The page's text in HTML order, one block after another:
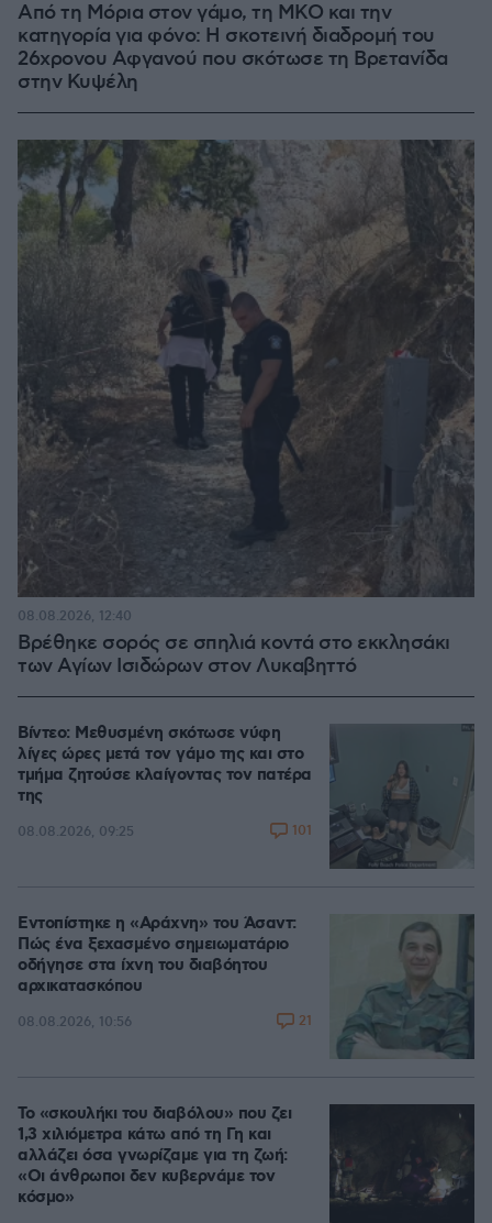
Από τη Μόρια στον γάμο, τη ΜΚΟ και την
κατηγορία για φόνο: Η σκοτεινή διαδρομή του
26χρονου Αφγανού που σκότωσε τη Βρετανίδα
στην Κυψέλη
Βρέθηκε σορός σε σπηλιά κοντά στο εκκλησάκι
των Αγίων Ισιδώρων στον Λυκαβηττό
08.08.2026, 12:40
Βίντεο: Μεθυσμένη σκότωσε νύφη
λίγες ώρες μετά τον γάμο της και στο
τμήμα ζητούσε κλαίγοντας τον πατέρα
της
08.08.2026, 09:25 101
Εντοπίστηκε η «Αράχνη» του Άσαντ:
Πώς ένα ξεχασμένο σημειωματάριο
οδήγησε στα ίχνη του διαβόητου
αρχικατασκόπου
08.08.2026, 10:56 21
Το «σκουλήκι του διαβόλου» που ζει
1,3 χιλιόμετρα κάτω από τη Γη και
αλλάζει όσα γνωρίζαμε για τη ζωή:
«Οι άνθρωποι δεν κυβερνάμε τον
κόσμο»